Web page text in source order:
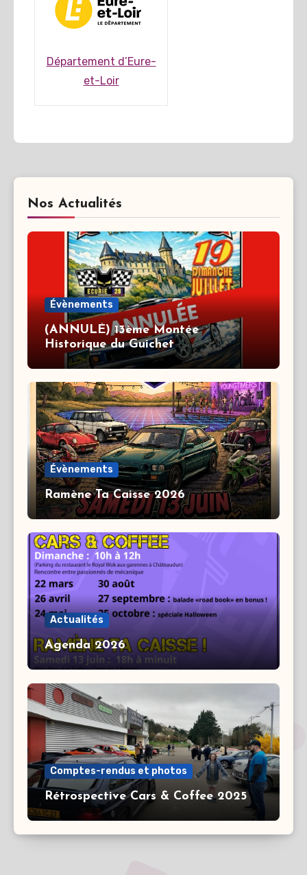
Département d’Eure-
et-Loir
Nos Actualités
Évènements
(ANNULÉ) 13ème Montée
Historique du Guichet
Évènements
Ramène Ta Caisse 2026
Actualités
Agenda 2026
Comptes-rendus et photos
Rétrospective Cars & Coffee 2025